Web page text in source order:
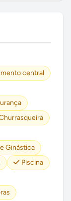
central
Ginástica
Piscina